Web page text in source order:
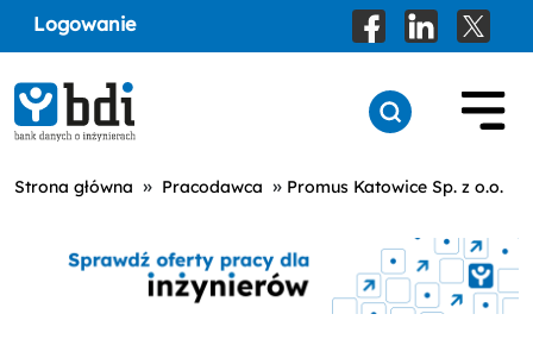
Logowanie
Strona główna » Pracodawca » Promus Katowice Sp. z o.o.